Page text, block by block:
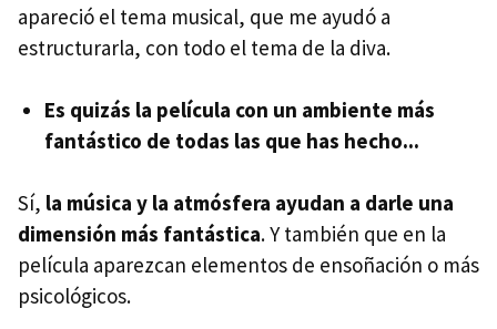
apareció el tema musical, que me ayudó a
estructurarla, con todo el tema de la diva.
Es quizás la película con un ambiente más
fantástico de todas las que has hecho...
Sí, la música y la atmósfera ayudan a darle una
dimensión más fantástica. Y también que en la
película aparezcan elementos de ensoñación o más
psicológicos.